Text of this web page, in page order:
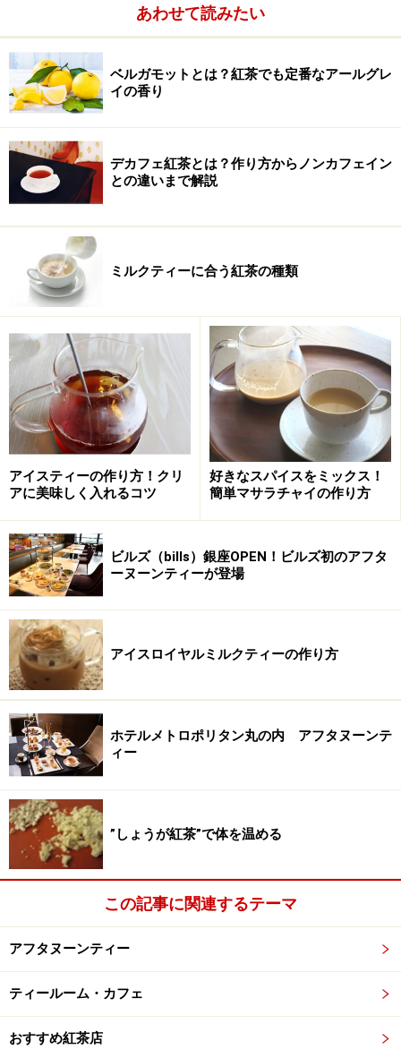
あわせて読みたい
ベルガモットとは？紅茶でも定番なアールグレ
イの香り
デカフェ紅茶とは？作り方からノンカフェイン
との違いまで解説
ミルクティーに合う紅茶の種類
アイスティーの作り方！クリ
アに美味しく入れるコツ
好きなスパイスをミックス！
簡単マサラチャイの作り方
ビルズ（bills）銀座OPEN！ビルズ初のアフタ
ーヌーンティーが登場
アイスロイヤルミルクティーの作り方
ホテルメトロポリタン丸の内 アフタヌーンテ
ィー
”しょうが紅茶”で体を温める
この記事に関連するテーマ
アフタヌーンティー
ティールーム・カフェ
おすすめ紅茶店